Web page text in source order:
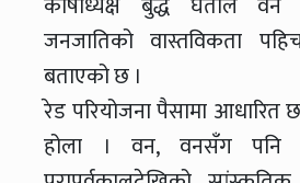
जनजातिको वास्तविकता
बताएको छ ।
रेड परियोजना पैसामा
होला । वन, वनसँग पनि